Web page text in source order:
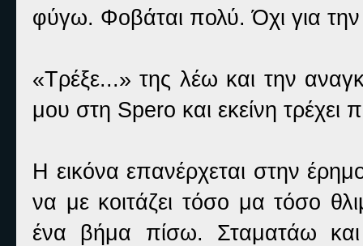
φύγω. Φοβάται πολύ. Όχι για την
«Τρέξε...» της λέω και την
μου στη Spero και εκείνη τρέχει
Η εικόνα επανέρχεται στην
να με κοιτάζει τόσο μα τόσο
ένα βήμα πίσω. Σταματάω και